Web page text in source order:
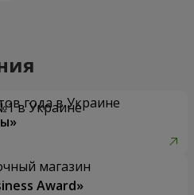
года в Украине
магазин
Award»